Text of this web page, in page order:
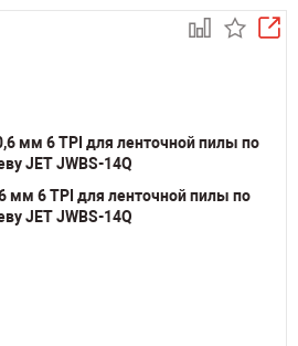
мм 6 TPI для ленточной пилы по
JET JWBS-14Q